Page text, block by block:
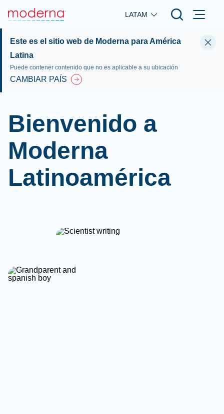
Skip to main content
LATAM
Este es el sitio web de Moderna para América
Latina
Puede contener contenido que no es aplicable a su ubicación
CAMBIAR PAÍS
Bienvenido a
Moderna
Latinoamérica